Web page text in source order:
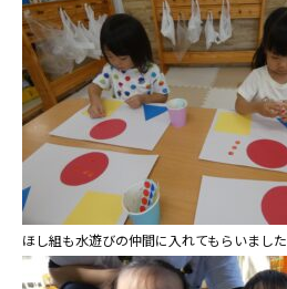
ほし組も水遊びの仲間に入れてもらいました